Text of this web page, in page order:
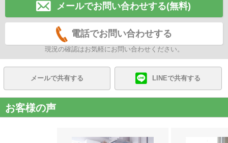
メールでお問い合わせする(無料)
電話でお問い合わせする
現況の確認はお気軽にお問い合わせください。
メールで共有する LINEで共有する
お客様の声